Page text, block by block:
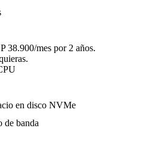
38.900/mes por 2 años.
en disco NVMe
de banda